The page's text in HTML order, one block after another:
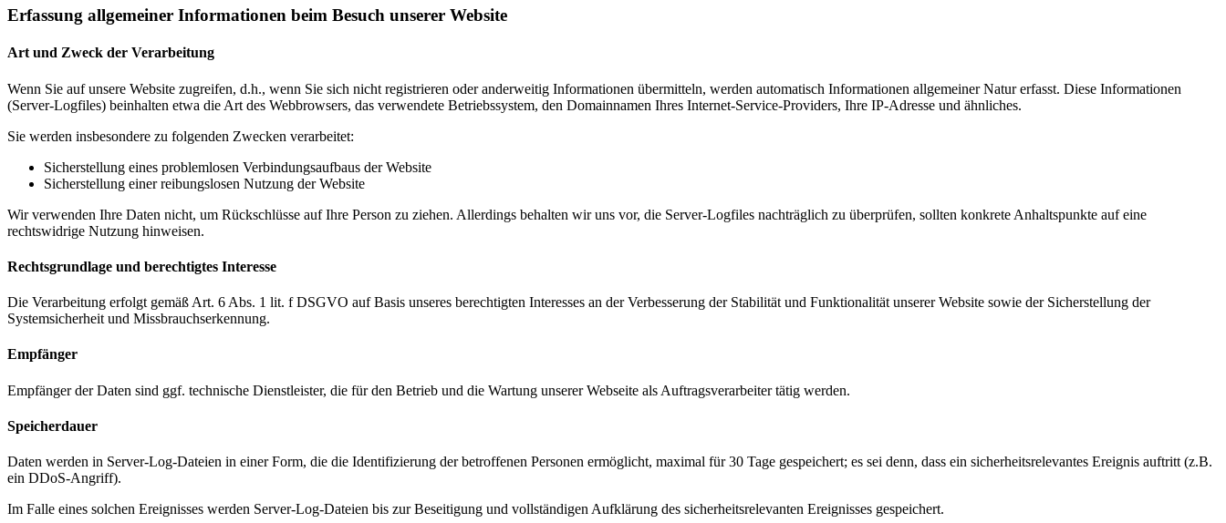
Erfassung allgemeiner Informationen beim Besuch unserer Website
Art und Zweck der Verarbeitung
Wenn Sie auf unsere Website zugreifen, d.h., wenn Sie sich nicht registrieren oder anderweitig Informationen übermitteln, werden automatisch Informationen allgemeiner Natur erfasst. Diese Informationen
(Server-Logfiles) beinhalten etwa die Art des Webbrowsers, das verwendete Betriebssystem, den Domainnamen Ihres Internet-Service-Providers, Ihre IP-Adresse und ähnliches.
Sie werden insbesondere zu folgenden Zwecken verarbeitet:
Sicherstellung eines problemlosen Verbindungsaufbaus der Website
Sicherstellung einer reibungslosen Nutzung der Website
Wir verwenden Ihre Daten nicht, um Rückschlüsse auf Ihre Person zu ziehen. Allerdings behalten wir uns vor, die Server-Logfiles nachträglich zu überprüfen, sollten konkrete Anhaltspunkte auf eine
rechtswidrige Nutzung hinweisen.
Rechtsgrundlage und berechtigtes Interesse
Die Verarbeitung erfolgt gemäß Art. 6 Abs. 1 lit. f DSGVO auf Basis unseres berechtigten Interesses an der Verbesserung der Stabilität und Funktionalität unserer Website sowie der Sicherstellung der
Systemsicherheit und Missbrauchserkennung.
Empfänger
Empfänger der Daten sind ggf. technische Dienstleister, die für den Betrieb und die Wartung unserer Webseite als Auftragsverarbeiter tätig werden.
Speicherdauer
Daten werden in Server-Log-Dateien in einer Form, die die Identifizierung der betroffenen Personen ermöglicht, maximal für 30 Tage gespeichert; es sei denn, dass ein sicherheitsrelevantes Ereignis auftritt (z.B.
ein DDoS-Angriff).
Im Falle eines solchen Ereignisses werden Server-Log-Dateien bis zur Beseitigung und vollständigen Aufklärung des sicherheitsrelevanten Ereignisses gespeichert.